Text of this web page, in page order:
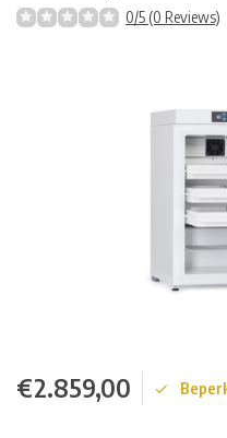
0/5 (0 Reviews)
€2.859,00